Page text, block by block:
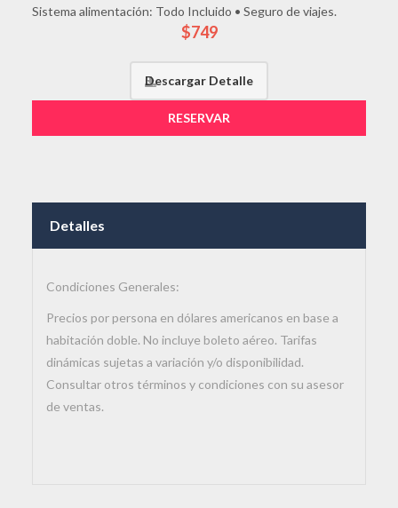
Sistema alimentación: Todo Incluido • Seguro de viajes.
$749
Descargar Detalle
RESERVAR
Detalles
Condiciones Generales:
Precios por persona en dólares americanos en base a
habitación doble. No incluye boleto aéreo. Tarifas
dinámicas sujetas a variación y/o disponibilidad.
Consultar otros términos y condiciones con su asesor
de ventas.